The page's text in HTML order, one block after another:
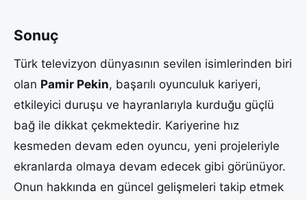
Sonuç
Türk televizyon dünyasının sevilen isimlerinden biri
olan Pamir Pekin, başarılı oyunculuk kariyeri,
etkileyici duruşu ve hayranlarıyla kurduğu güçlü
bağ ile dikkat çekmektedir. Kariyerine hız
kesmeden devam eden oyuncu, yeni projeleriyle
ekranlarda olmaya devam edecek gibi görünüyor.
Onun hakkında en güncel gelişmeleri takip etmek